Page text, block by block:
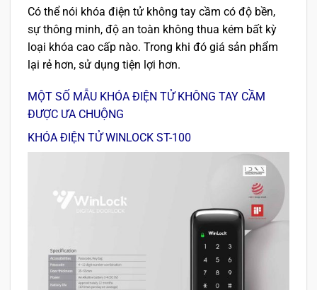
Có thể nói khóa điện tử không tay cầm có độ bền,
sự thông minh, độ an toàn không thua kém bất kỳ
loại khóa cao cấp nào. Trong khi đó giá sản phẩm
lại rẻ hơn, sử dụng tiện lợi hơn.
MỘT SỐ MẪU KHÓA ĐIỆN TỬ KHÔNG TAY CẦM
ĐƯỢC ƯA CHUỘNG
KHÓA ĐIỆN TỬ WINLOCK ST-100